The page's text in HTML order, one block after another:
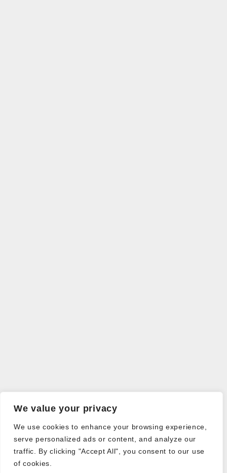
We value your privacy
We use cookies to enhance your browsing experience,
serve personalized ads or content, and analyze our
traffic. By clicking "Accept All", you consent to our use
of cookies.